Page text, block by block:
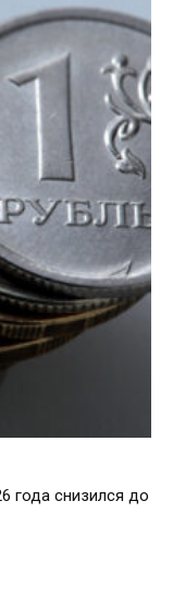
года снизился до